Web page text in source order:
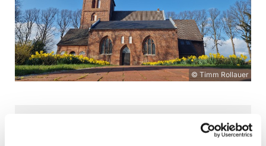
© Timm Rollauer
Sonntag, 16. August 2026, 17:00